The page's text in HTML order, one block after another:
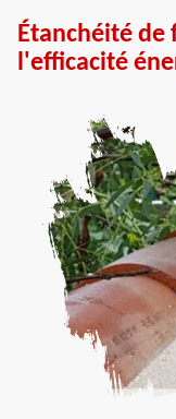
Étanchéité
l'efficacité